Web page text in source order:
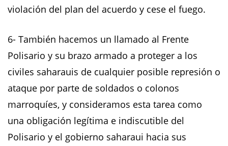
violación del plan del acuerdo y cese el fuego.
6- También hacemos un llamado al Frente
Polisario y su brazo armado a proteger a los
civiles saharauis de cualquier posible represión o
ataque por parte de soldados o colonos
marroquíes, y consideramos esta tarea como
una obligación legítima e indiscutible del
Polisario y el gobierno saharaui hacia sus